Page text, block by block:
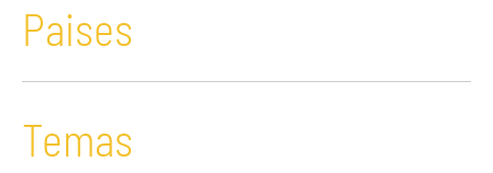
Paises
Temas